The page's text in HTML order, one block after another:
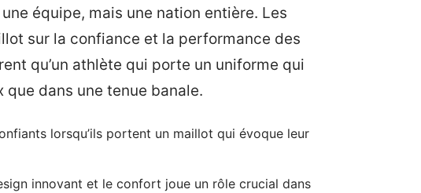
équipe, mais une nation entière. Les
sur la confiance et la performance des
qu’un athlète qui porte un uniforme qui
dans une tenue banale.
lorsqu’ils portent un maillot qui évoque leur
innovant et le confort joue un rôle crucial dans